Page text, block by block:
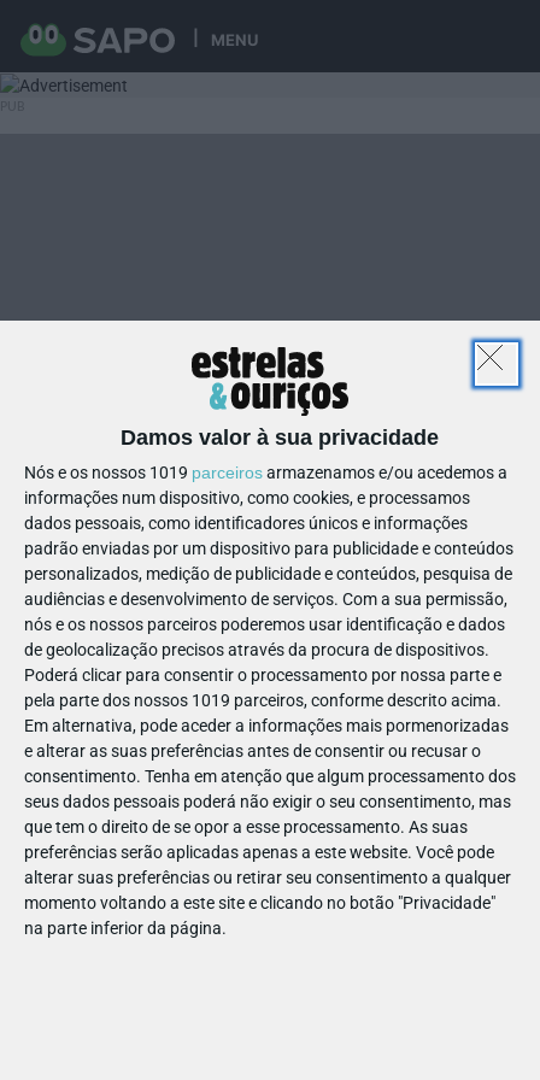
MENU
Damos valor à sua privacidade
Nós e os nossos 1019 parceirosarmazenamos e/ou acedemos a
informações num dispositivo, como cookies, e processamos
dados pessoais, como identificadores únicos e informações
padrão enviadas por um dispositivo para publicidade e conteúdos
personalizados, medição de publicidade e conteúdos, pesquisa de
audiências e desenvolvimento de serviços. Com a sua permissão,
nós e os nossos parceiros poderemos usar identificação e dados
de geolocalização precisos através da procura de dispositivos.
Poderá clicar para consentir o processamento por nossa parte e
pela parte dos nossos 1019 parceiros, conforme descrito acima.
Em alternativa, pode aceder a informações mais pormenorizadas
e alterar as suas preferências antes de consentir ou recusar o
consentimento. Tenha em atenção que algum processamento dos
seus dados pessoais poderá não exigir o seu consentimento, mas
que tem o direito de se opor a esse processamento. As suas
preferências serão aplicadas apenas a este website. Você pode
alterar suas preferências ou retirar seu consentimento a qualquer
momento voltando a este site e clicando no botão "Privacidade"
na parte inferior da página.
17
4635659096231